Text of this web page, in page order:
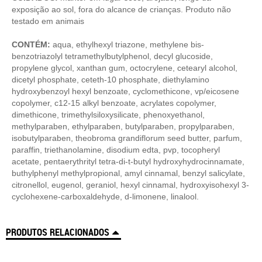
exposição ao sol, fora do alcance de crianças. Produto não
testado em animais
CONTÉM: aqua, ethylhexyl triazone, methylene bis-
benzotriazolyl tetramethylbutylphenol, decyl glucoside,
propylene glycol, xanthan gum, octocrylene, cetearyl alcohol,
dicetyl phosphate, ceteth-10 phosphate, diethylamino
hydroxybenzoyl hexyl benzoate, cyclomethicone, vp/eicosene
copolymer, c12-15 alkyl benzoate, acrylates copolymer,
dimethicone, trimethylsiloxysilicate, phenoxyethanol,
methylparaben, ethylparaben, butylparaben, propylparaben,
isobutylparaben, theobroma grandiflorum seed butter, parfum,
paraffin, triethanolamine, disodium edta, pvp, tocopheryl
acetate, pentaerythrityl tetra-di-t-butyl hydroxyhydrocinnamate,
buthylphenyl methylpropional, amyl cinnamal, benzyl salicylate,
citronellol, eugenol, geraniol, hexyl cinnamal, hydroxyisohexyl 3-
cyclohexene-carboxaldehyde, d-limonene, linalool.
PRODUTOS RELACIONADOS